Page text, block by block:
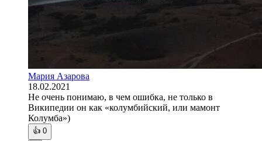
Мария Азарова
18.02.2021
Не очень понимаю, в чем ошибка, не только в
Википедии он как «колумбийский, или мамонт
Колумба»)
👍 0